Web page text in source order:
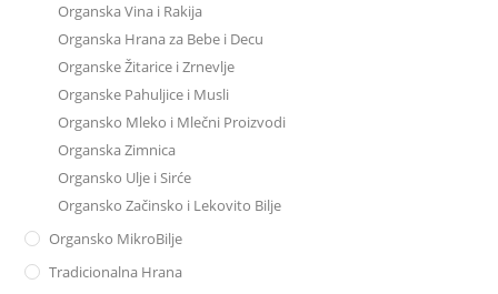
Organska Vina i Rakija
Organska Hrana za Bebe i Decu
Organske Žitarice i Zrnevlje
Organske Pahuljice i Musli
Organsko Mleko i Mlečni Proizvodi
Organska Zimnica
Organsko Ulje i Sirće
Organsko Začinsko i Lekovito Bilje
Organsko MikroBilje
Tradicionalna Hrana